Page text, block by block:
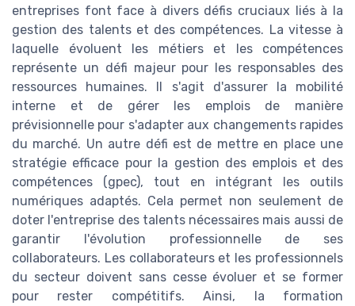
entreprises font face à divers défis cruciaux liés à la
gestion des talents et des compétences. La vitesse à
laquelle évoluent les métiers et les compétences
représente un défi majeur pour les responsables des
ressources humaines. Il s'agit d'assurer la mobilité
interne et de gérer les emplois de manière
prévisionnelle pour s'adapter aux changements rapides
du marché. Un autre défi est de mettre en place une
stratégie efficace pour la gestion des emplois et des
compétences (gpec), tout en intégrant les outils
numériques adaptés. Cela permet non seulement de
doter l'entreprise des talents nécessaires mais aussi de
garantir l'évolution professionnelle de ses
collaborateurs. Les collaborateurs et les professionnels
du secteur doivent sans cesse évoluer et se former
pour rester compétitifs. Ainsi, la formation